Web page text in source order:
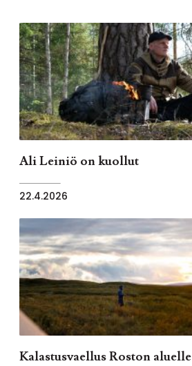
Ali Leiniö on kuollut
22.4.2026
Kalastusvaellus Roston aluelle